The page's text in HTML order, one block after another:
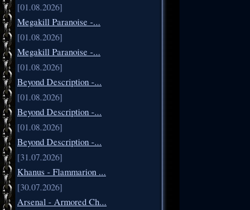
[01.08.2026]
Megakill Paranoise -...
[01.08.2026]
Megakill Paranoise -...
[01.08.2026]
Beyond Description -...
[01.08.2026]
Beyond Description -...
[01.08.2026]
Beyond Description -...
[31.07.2026]
Khanus - Flammarion ...
[30.07.2026]
Arsenal - Armored Ch...